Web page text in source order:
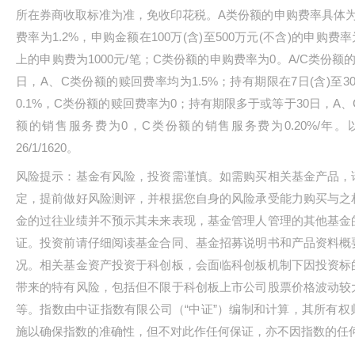
所在券商收取标准为准，免收印花税。A类份额的申购费率具体
费率为1.2%，申购金额在100万(含)至500万元(不含)的申购费
上的申购费为1000元/笔；C类份额的申购费率为0。A/C类份额
日，A、C类份额的赎回费率均为1.5%；持有期限在7日(含)至
0.1%，C类份额的赎回费率为0；持有期限多于或等于30日，A
额的销售服务费为0，C类份额的销售服务费为0.20%/年。
26/1/1620。
风险提示：基金有风险，投资需谨慎。如需购买相关基金产品
定，提前做好风险测评，并根据您自身的风险承受能力购买与
金的过往业绩并不预示其未来表现，基金管理人管理的其他基
证。投资前请仔细阅读基金合同、基金招募说明书和产品资料
况。相关基金资产投资于科创板，会面临科创板机制下因投资
带来的特有风险，包括但不限于科创板上市公司股票价格波动
等。指数由中证指数有限公司（“中证”）编制和计算，其所有
施以确保指数的准确性，但不对此作任何保证，亦不因指数的任